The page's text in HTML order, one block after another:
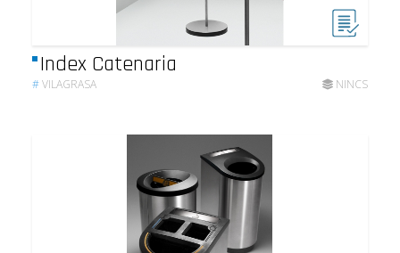
Index Catenaria
#VILAGRASA NINCS